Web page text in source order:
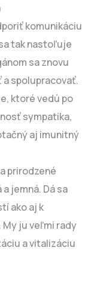
komunikáciu
tak nastoľuje
sa znovu
a spolupracovať.
ktoré vedú po
sympatika,
aj imunitný
prirodzené
jemná. Dá sa
ako aj k
ju veľmi rady
a vitalizáciu